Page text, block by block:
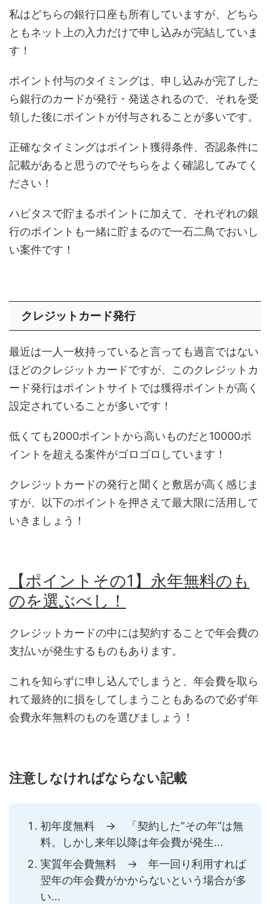
私はどちらの銀行口座も所有していますが、どちら
ともネット上の入力だけで申し込みが完結していま
す！
ポイント付与のタイミングは、申し込みが完了した
ら銀行のカードが発行・発送されるので、それを受
領した後にポイントが付与されることが多いです。
正確なタイミングはポイント獲得条件、否認条件に
記載があると思うのでそちらをよく確認してみてく
ださい！
ハピタスで貯まるポイントに加えて、それぞれの銀
行のポイントも一緒に貯まるので一石二鳥でおいし
い案件です！
クレジットカード発行
最近は一人一枚持っていると言っても過言ではない
ほどのクレジットカードですが、このクレジットカ
ード発行はポイントサイトでは獲得ポイントが高く
設定されていることが多いです！
低くても2000ポイントから高いものだと10000ポ
イントを超える案件がゴロゴロしています！
クレジットカードの発行と聞くと敷居が高く感じま
すが、以下のポイントを押さえて最大限に活用して
いきましょう！
【ポイントその1】永年無料のも
のを選ぶべし！
クレジットカードの中には契約することで年会費の
支払いが発生するものもあります。
これを知らずに申し込んでしまうと、年会費を取ら
れて最終的に損をしてしまうこともあるので必ず年
会費永年無料のものを選びましょう！
注意しなければならない記載
初年度無料 → 「契約した”その年”は無
料。しかし来年以降は年会費が発生...
実質年会費無料 → 年一回り利用すれば
翌年の年会費がかからないという場合が多
い...